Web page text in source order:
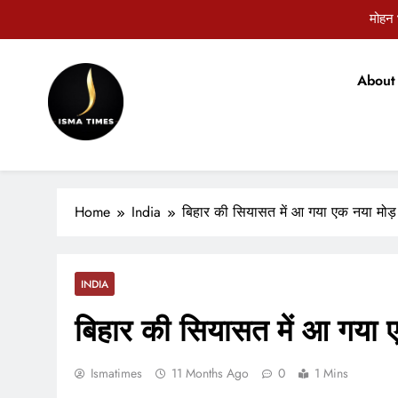
मोहन
टिकारी
मोहन
ISMA TIMES NEWS
Home India बिहार की सियासत में आ गया एक नया मोड़
INDIA
बिहार की सियासत में आ गया
Ismatimes 11 Months Ago 0 1 Mins